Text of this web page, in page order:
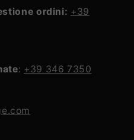
ordini: +39
: +39 346 7350